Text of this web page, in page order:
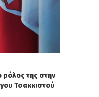
ρόλος της στην
Τσακκιστού